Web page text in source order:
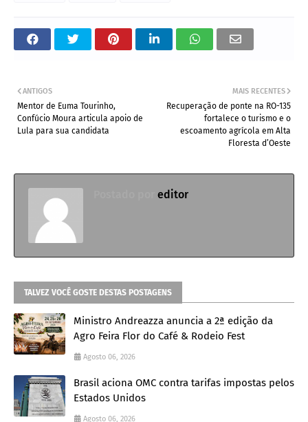
MAIS RECENTES
Recuperação de ponte na RO-135
fortalece o turismo e o
escoamento agrícola em Alta
Floresta d’Oeste
ANTIGOS
Mentor de Euma Tourinho,
Confúcio Moura articula apoio de
Lula para sua candidata
editor
TALVEZ VOCÊ GOSTE DESTAS POSTAGENS
Ministro Andreazza anuncia a 2ª edição da
Agro Feira Flor do Café & Rodeio Fest
Agosto 06, 2026
Brasil aciona OMC contra tarifas impostas pelos
Estados Unidos
Agosto 06, 2026